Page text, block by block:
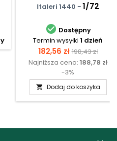
Italeri 1440 - 1/72
 Dostępny
Termin wysyłki 1 dzień
Cena
182,56 zł Cena
198,43 zł
Najniższa cena: 188,78 zł
-3%
 Dodaj do koszyka